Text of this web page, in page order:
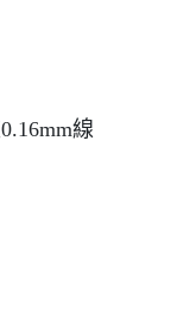
線